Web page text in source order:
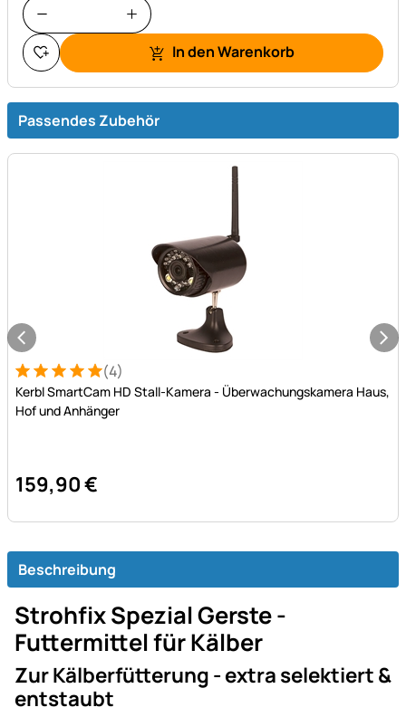
In den Warenkorb
Passendes Zubehör
Bewertung: 5 von 5 (4 Bewertungen)
4 Bewertungen
(4)
Kerbl SmartCam HD Stall-Kamera - Überwachungskamera Haus,
Hof und Anhänger
159,90€
Beschreibung
Strohfix Spezial Gerste -
Futtermittel für Kälber
Zur Kälberfütterung - extra selektiert &
entstaubt